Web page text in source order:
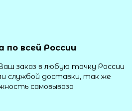
по всей России
заказ в любую точку России
службой доставки, так же
самовывоза